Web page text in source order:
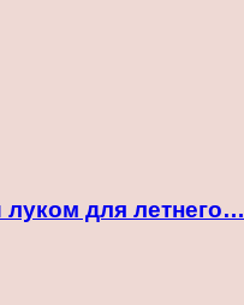
для летнего…